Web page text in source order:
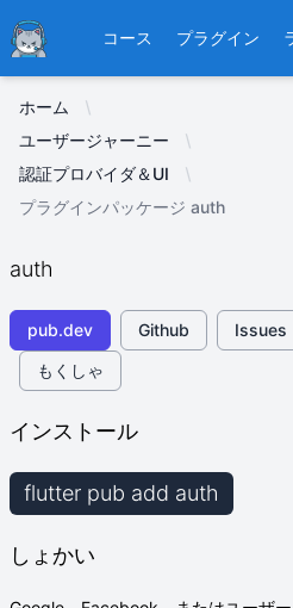
Ducafecat コース プラグイン
ホーム
ユーザージャーニー
認証プロバイダ＆UI
プラグインパッケージ auth
auth
pub.dev Github Issues
もくしゃ
インストール
flutter pub add auth
しょかい